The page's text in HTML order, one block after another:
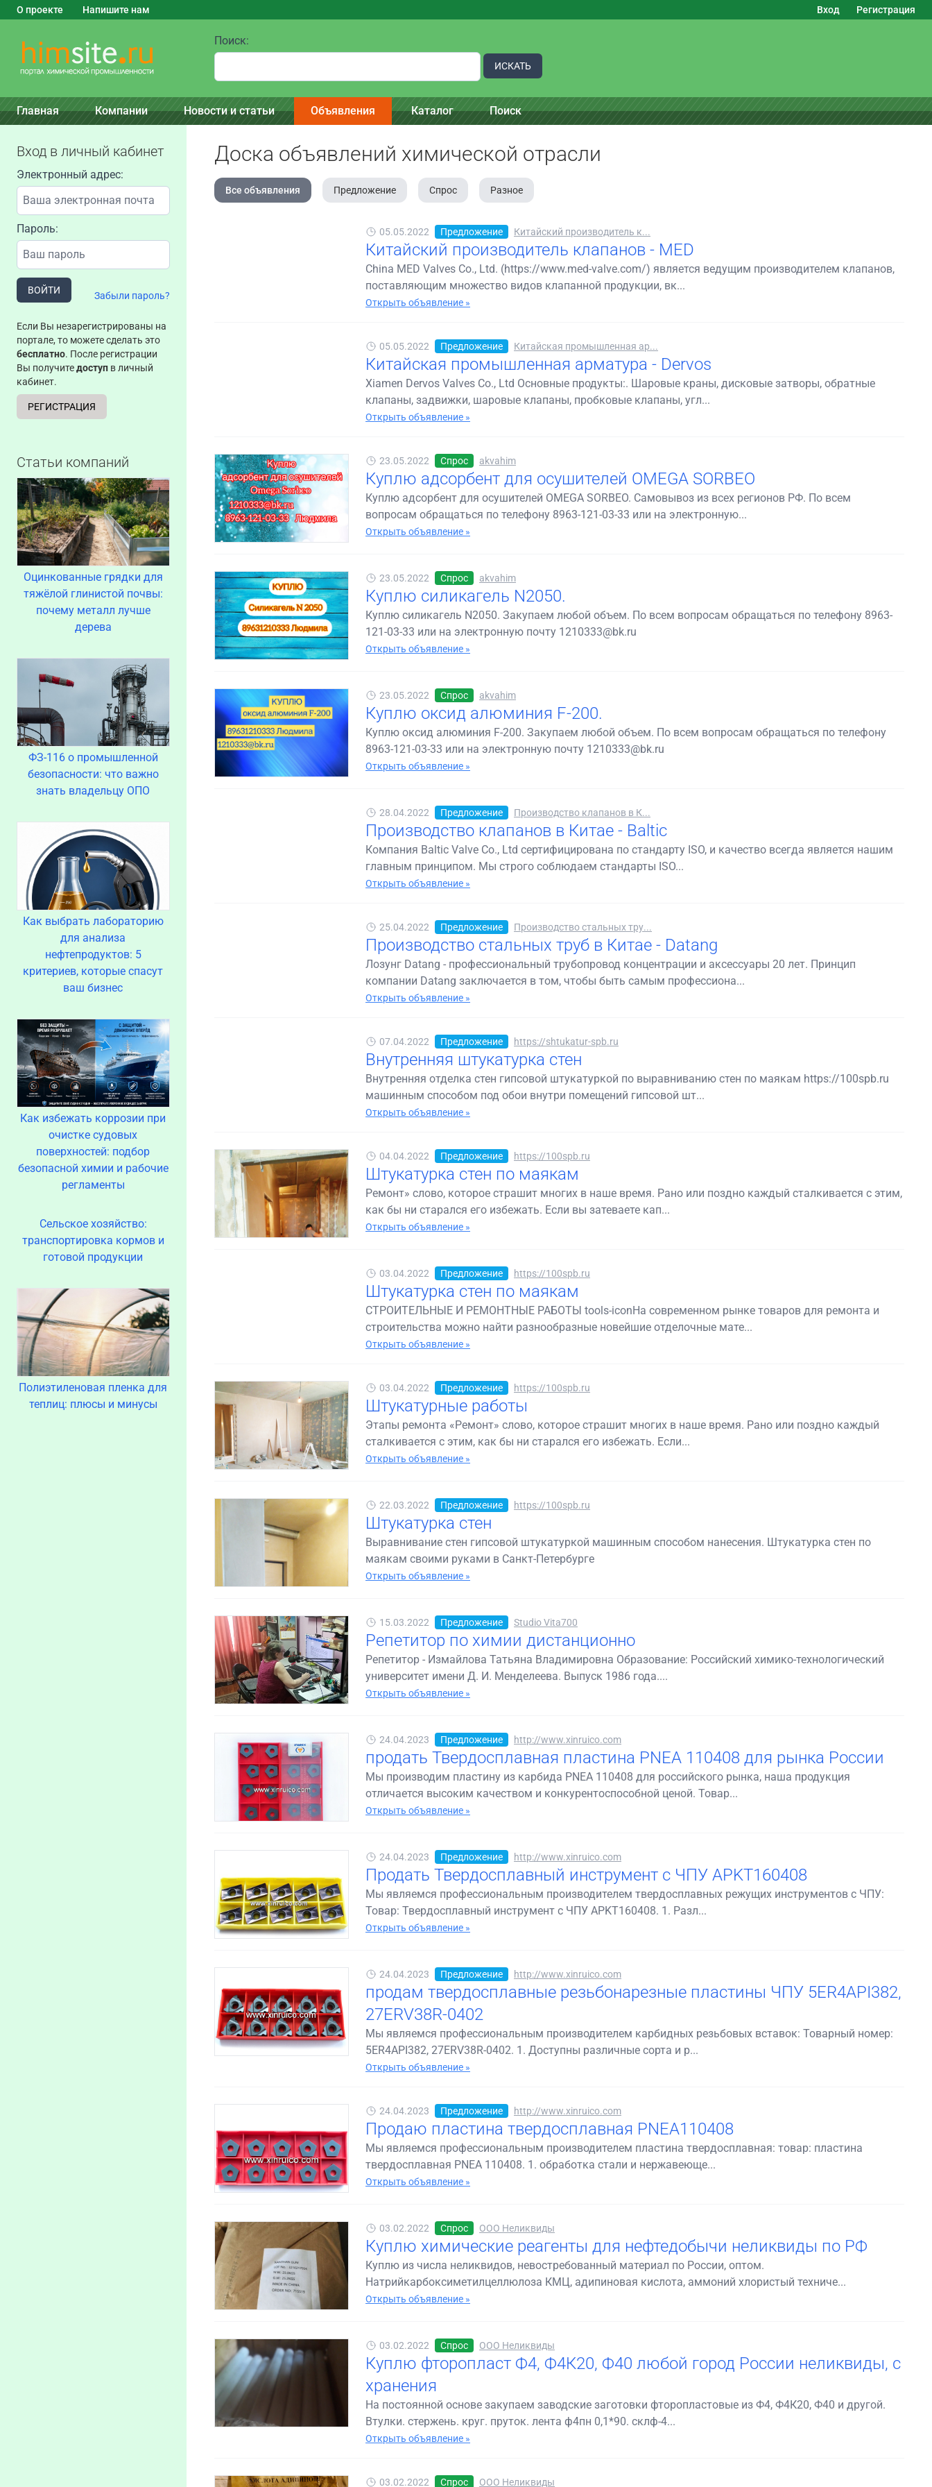
О проекте Напишите нам Вход Регистрация
Поиск:
ИСКАТЬ
Главная Компании Новости и статьи Объявления Каталог Поиск
Вход в личный кабинет
Электронный адрес:
Пароль:
ВОЙТИ Забыли пароль?
Если Вы незарегистрированы на
портале, то можете сделать это
бесплатно. После регистрации
Вы получитедоступ в личный
кабинет.
РЕГИСТРАЦИЯ
Статьи компаний
Оцинкованные грядки для
тяжёлой глинистой почвы:
почему металл лучше
дерева
ФЗ-116 о промышленной
безопасности: что важно
знать владельцу ОПО
Как выбрать лабораторию
для анализа
нефтепродуктов: 5
критериев, которые спасут
ваш бизнес
Как избежать коррозии при
очистке судовых
поверхностей: подбор
безопасной химии и рабочие
регламенты
Сельское хозяйство:
транспортировка кормов и
готовой продукции
Полиэтиленовая пленка для
теплиц: плюсы и минусы
Доска объявлений химической отрасли
Все объявления Предложение Спрос Разное
05.05.2022 Предложение Китайский производитель к...
Китайский производитель клапанов - MED
China MED Valves Co., Ltd. (https://www.med-valve.com/) является ведущим производителем клапанов,
поставляющим множество видов клапанной продукции, вк...
Открыть объявление »
05.05.2022 Предложение Китайская промышленная ар...
Китайская промышленная арматура - Dervos
Xiamen Dervos Valves Co., Ltd Основные продукты:. Шаровые краны, дисковые затворы, обратные
клапаны, задвижки, шаровые клапаны, пробковые клапаны, угл...
Открыть объявление »
23.05.2022 Спрос akvahim
Куплю адсорбент для осушителей OMEGA SORBEO
Куплю адсорбент для осушителей OMEGA SORBEO. Самовывоз из всех регионов РФ. По всем
вопросам обращаться по телефону 8963-121-03-33 или на электронную...
Открыть объявление »
23.05.2022 Спрос akvahim
Куплю силикагель N2050.
Куплю силикагель N2050. Закупаем любой объем. По всем вопросам обращаться по телефону 8963-
121-03-33 или на электронную почту 1210333@bk.ru
Открыть объявление »
23.05.2022 Спрос akvahim
Куплю оксид алюминия F-200.
Куплю оксид алюминия F-200. Закупаем любой объем. По всем вопросам обращаться по телефону
8963-121-03-33 или на электронную почту 1210333@bk.ru
Открыть объявление »
28.04.2022 Предложение Производство клапанов в К...
Производство клапанов в Китае - Baltic
Компания Baltic Valve Co., Ltd сертифицирована по стандарту ISO, и качество всегда является нашим
главным принципом. Мы строго соблюдаем стандарты ISO...
Открыть объявление »
25.04.2022 Предложение Производство стальных тру...
Производство стальных труб в Китае - Datang
Лозунг Datang - профессиональный трубопровод концентрации и аксессуары 20 лет. Принцип
компании Datang заключается в том, чтобы быть самым профессиона...
Открыть объявление »
07.04.2022 Предложение https://shtukatur-spb.ru
Внутренняя штукатурка стен
Внутренняя отделка стен гипсовой штукатуркой по выравниванию стен по маякам https://100spb.ru
машинным способом под обои внутри помещений гипсовой шт...
Открыть объявление »
04.04.2022 Предложение https://100spb.ru
Штукатурка стен по маякам
Ремонт» слово, которое страшит многих в наше время. Рано или поздно каждый сталкивается с этим,
как бы ни старался его избежать. Если вы затеваете кап...
Открыть объявление »
03.04.2022 Предложение https://100spb.ru
Штукатурка стен по маякам
СТРОИТЕЛЬНЫЕ И РЕМОНТНЫЕ РАБОТЫ tools-iconНа современном рынке товаров для ремонта и
строительства можно найти разнообразные новейшие отделочные мате...
Открыть объявление »
03.04.2022 Предложение https://100spb.ru
Штукатурные работы
Этапы ремонта «Ремонт» слово, которое страшит многих в наше время. Рано или поздно каждый
сталкивается с этим, как бы ни старался его избежать. Если...
Открыть объявление »
22.03.2022 Предложение https://100spb.ru
Штукатурка стен
Выравнивание стен гипсовой штукатуркой машинным способом нанесения. Штукатурка стен по
маякам своими руками в Санкт-Петербурге
Открыть объявление »
15.03.2022 Предложение Studio Vita700
Репетитор по химии дистанционно
Репетитор - Измайлова Татьяна Владимировна Образование: Российский химико-технологический
университет имени Д. И. Менделеева. Выпуск 1986 года....
Открыть объявление »
24.04.2023 Предложение http://www.xinruico.com
продать Твердосплавная пластина PNEA 110408 для рынка России
Мы производим пластину из карбида PNEA 110408 для российского рынка, наша продукция
отличается высоким качеством и конкурентоспособной ценой. Товар...
Открыть объявление »
24.04.2023 Предложение http://www.xinruico.com
Продать Твердосплавный инструмент с ЧПУ APKT160408
Мы являемся профессиональным производителем твердосплавных режущих инструментов с ЧПУ:
Товар: Твердосплавный инструмент с ЧПУ APKT160408. 1. Разл...
Открыть объявление »
24.04.2023 Предложение http://www.xinruico.com
продам твердосплавные резьбонарезные пластины ЧПУ 5ER4API382,
27ERV38R-0402
Мы являемся профессиональным производителем карбидных резьбовых вставок: Товарный номер:
5ER4API382, 27ERV38R-0402. 1. Доступны различные сорта и р...
Открыть объявление »
24.04.2023 Предложение http://www.xinruico.com
Продаю пластина твердосплавная PNEA110408
Мы являемся профессиональным производителем пластина твердосплавная: товар: пластина
твердосплавная PNEA 110408. 1. обработка стали и нержавеюще...
Открыть объявление »
03.02.2022 Спрос ООО Неликвиды
Куплю химические реагенты для нефтедобычи неликвиды по РФ
Куплю из числа неликвидов, невостребованный материал по России, оптом.
Натрийкарбоксиметилцеллюлоза КМЦ, адипиновая кислота, аммоний хлористый техниче...
Открыть объявление »
03.02.2022 Спрос ООО Неликвиды
Куплю фторопласт Ф4, Ф4К20, Ф40 любой город России неликвиды, с
хранения
На постоянной основе закупаем заводские заготовки фторопластовые из Ф4, Ф4К20, Ф40 и другой.
Втулки. стержень. круг. пруток. лента ф4пн 0,1*90. склф-4...
Открыть объявление »
03.02.2022 Спрос ООО Неликвиды